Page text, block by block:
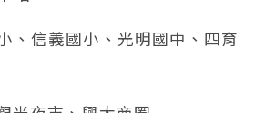
、信義國小、光明國中、四育